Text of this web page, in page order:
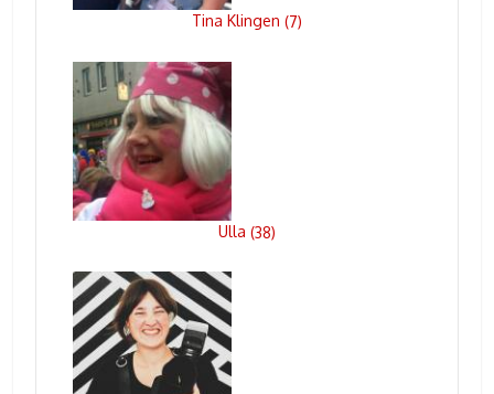
Tina Klingen (7)
Ulla (38)